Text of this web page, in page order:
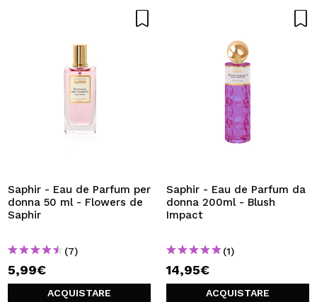
Saphir - Eau de Parfum per
donna 50 ml - Flowers de
Saphir
(7)
5,99€
ACQUISTARE
Saphir - Eau de Parfum da
donna 200ml - Blush
Impact
(1)
14,95€
ACQUISTARE